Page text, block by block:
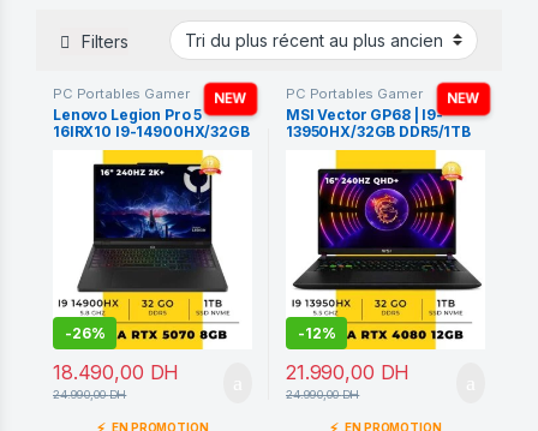
Filters
NEW
PC Portables Gamer
Lenovo Legion Pro 5
16IRX10 I9-14900HX/32GB
DDR5/1TB SSD/RTX 5070
8GB 240 Hz
-26%
18.490,00 DH
24.990,00DH
EN PROMOTION
NEW
PC Portables Gamer
MSI Vector GP68 | I9-
13950HX/32GB DDR5/1TB
SSD/RTX4080 12GB/16”
QHD+ 240HZ
-12%
21.990,00 DH
24.990,00DH
EN PROMOTION